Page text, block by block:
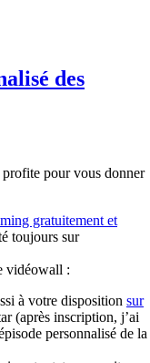
des
pour vous donner
gratuitement et
toujours sur
vidéowall :
à votre disposition sur
(après inscription, j’ai
personnalisé de la